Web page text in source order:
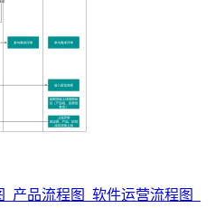
产品流程图_软件运营流程图_